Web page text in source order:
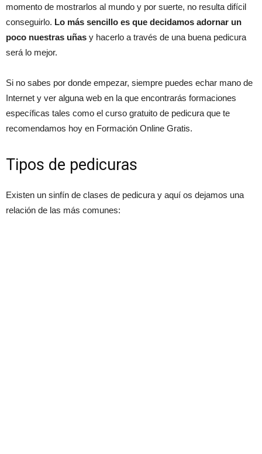
momento de mostrarlos al mundo y por suerte, no resulta difícil
conseguirlo. Lo más sencillo es que decidamos adornar un
poco nuestras uñas y hacerlo a través de una buena pedicura
será lo mejor.
Si no sabes por donde empezar, siempre puedes echar mano de
Internet y ver alguna web en la que encontrarás formaciones
específicas tales como el curso gratuito de pedicura que te
recomendamos hoy en Formación Online Gratis.
Tipos de pedicuras
Existen un sinfín de clases de pedicura y aquí os dejamos una
relación de las más comunes: